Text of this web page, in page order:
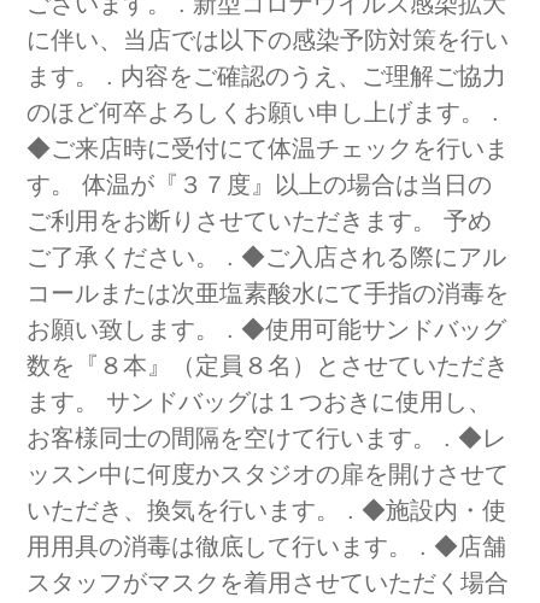
に伴い、当店では以下の感染予防対策を行い
ます。 . 内容をご確認のうえ、ご理解ご協力
のほど何卒よろしくお願い申し上げます。 .
◆ご来店時に受付にて体温チェックを行いま
す。 体温が『３７度』以上の場合は当日の
ご利用をお断りさせていただきます。 予め
ご了承ください。 . ◆ご入店される際にアル
コールまたは次亜塩素酸水にて手指の消毒を
お願い致します。 . ◆使用可能サンドバッグ
数を『８本』（定員８名）とさせていただき
ます。 サンドバッグは１つおきに使用し、
お客様同士の間隔を空けて行います。 . ◆レ
ッスン中に何度かスタジオの扉を開けさせて
いただき、換気を行います。 . ◆施設内・使
用用具の消毒は徹底して行います。 . ◆店舗
スタッフがマスクを着用させていただく場合